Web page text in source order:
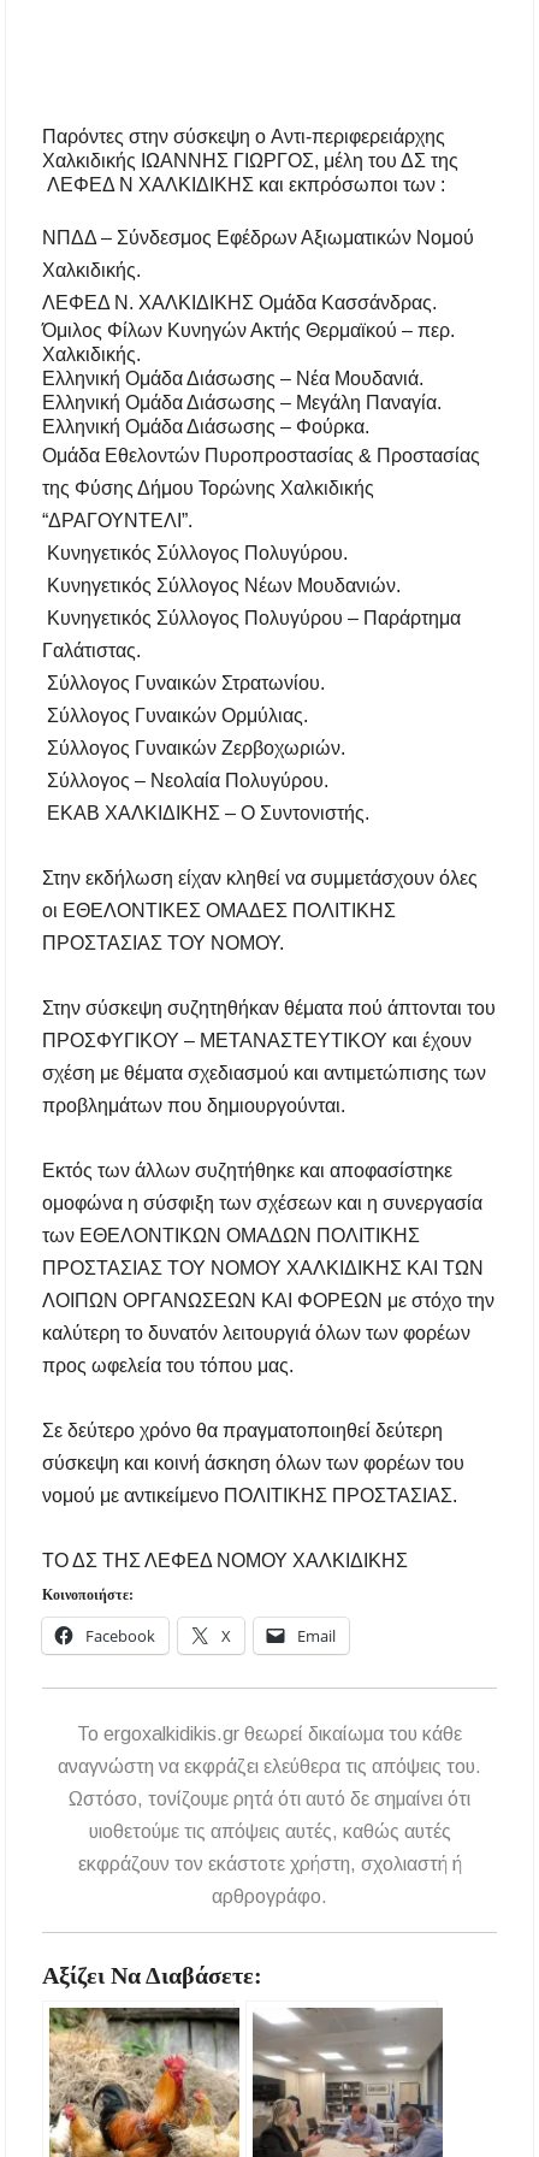
δύσβατο σημείο στη Συκιά
Παρόντες στην σύσκεψη οAντι-περιφερειάρχης
Χαλκιδικής ΙΩΑΝΝΗΣ ΓΙΩΡΓΟΣ, μέλη του ΔΣ της
ΛΕΦΕΔ Ν ΧΑΛΚΙΔΙΚΗΣ και εκπρόσωποι των :
ΝΠΔΔ – Σύνδεσμος Εφέδρων Αξιωματικών Νομού
Χαλκιδικής.
ΛΕΦΕΔ Ν. ΧΑΛΚΙΔΙΚΗΣ Ομάδα Κασσάνδρας.
Όμιλος Φίλων Κυνηγών Ακτής Θερμαϊκού – περ.
Χαλκιδικής.
Ελληνική Ομάδα Διάσωσης – Νέα Μουδανιά.
Ελληνική Ομάδα Διάσωσης – Μεγάλη Παναγία.
Ελληνική Ομάδα Διάσωσης – Φούρκα.
Ομάδα Εθελοντών Πυροπροστασίας & Προστασίας
της Φύσης Δήμου Τορώνης Χαλκιδικής
“ΔΡΑΓΟΥΝΤΕΛΙ”.
Κυνηγετικός Σύλλογος Πολυγύρου.
Κυνηγετικός Σύλλογος Νέων Μουδανιών.
Κυνηγετικός Σύλλογος Πολυγύρου – Παράρτημα
Γαλάτιστας.
Σύλλογος Γυναικών Στρατωνίου.
Σύλλογος Γυναικών Ορμύλιας.
Σύλλογος Γυναικών Ζερβοχωριών.
Σύλλογος – Νεολαία Πολυγύρου.
ΕΚΑΒ ΧΑΛΚΙΔΙΚΗΣ – Ο Συντονιστής.
Στην εκδήλωση είχαν κληθεί να συμμετάσχουν όλες
οι ΕΘΕΛΟΝΤΙΚΕΣ ΟΜΑΔΕΣ ΠΟΛΙΤΙΚΗΣ
ΠΡΟΣΤΑΣΙΑΣ ΤΟΥ ΝΟΜΟΥ.
Στην σύσκεψη συζητηθήκαν θέματα πού άπτονται του
ΠΡΟΣΦΥΓΙΚΟΥ – ΜΕΤΑΝΑΣΤΕΥΤΙΚΟΥ και έχουν
σχέση με θέματα σχεδιασμού και αντιμετώπισης των
προβλημάτων που δημιουργούνται.
Εκτός των άλλων συζητήθηκε και αποφασίστηκε
ομοφώνα η σύσφιξη των σχέσεων και η συνεργασία
των ΕΘΕΛΟΝΤΙΚΩΝ ΟΜΑΔΩΝ ΠΟΛΙΤΙΚΗΣ
ΠΡΟΣΤΑΣΙΑΣ ΤΟΥ ΝΟΜΟΥ ΧΑΛΚΙΔΙΚΗΣ ΚΑΙ ΤΩΝ
ΛΟΙΠΩΝ ΟΡΓΑΝΩΣΕΩΝ ΚΑΙ ΦΟΡΕΩΝ με στόχο την
καλύτερη το δυνατόν λειτουργιά όλων των φορέων
προς ωφελεία του τόπου μας.
Σε δεύτερο χρόνο θα πραγματοποιηθεί δεύτερη
σύσκεψη και κοινή άσκηση όλων των φορέων του
νομού με αντικείμενο ΠΟΛΙΤΙΚΗΣ ΠΡΟΣΤΑΣΙΑΣ.
ΤΟ ΔΣ ΤΗΣ ΛΕΦΕΔ ΝΟΜΟΥ ΧΑΛΚΙΔΙΚΗΣ
Κοινοποιήστε:
Facebook X Email
To ergoxalkidikis.gr θεωρεί δικαίωμα του κάθε
αναγνώστη να εκφράζει ελεύθερα τις απόψεις του.
Ωστόσο, τονίζουμε ρητά ότι αυτό δε σημαίνει ότι
υιοθετούμε τις απόψεις αυτές, καθώς αυτές
εκφράζουν τον εκάστοτε χρήστη, σχολιαστή ή
αρθρογράφο.
Αξίζει Να Διαβάσετε: